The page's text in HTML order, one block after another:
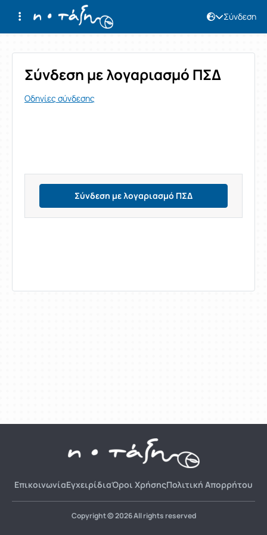
Σύνδεση
Σύνδεση
Σύνδεση με λογαριασμό ΠΣΔ
Οδηγίες σύνδεσης
Σύνδεση με λογαριασμό ΠΣΔ
ΕπικοινωνίαΕγχειρίδιαΌροι ΧρήσηςΠολιτική Απορρήτου
Copyright © 2026 All rights reserved